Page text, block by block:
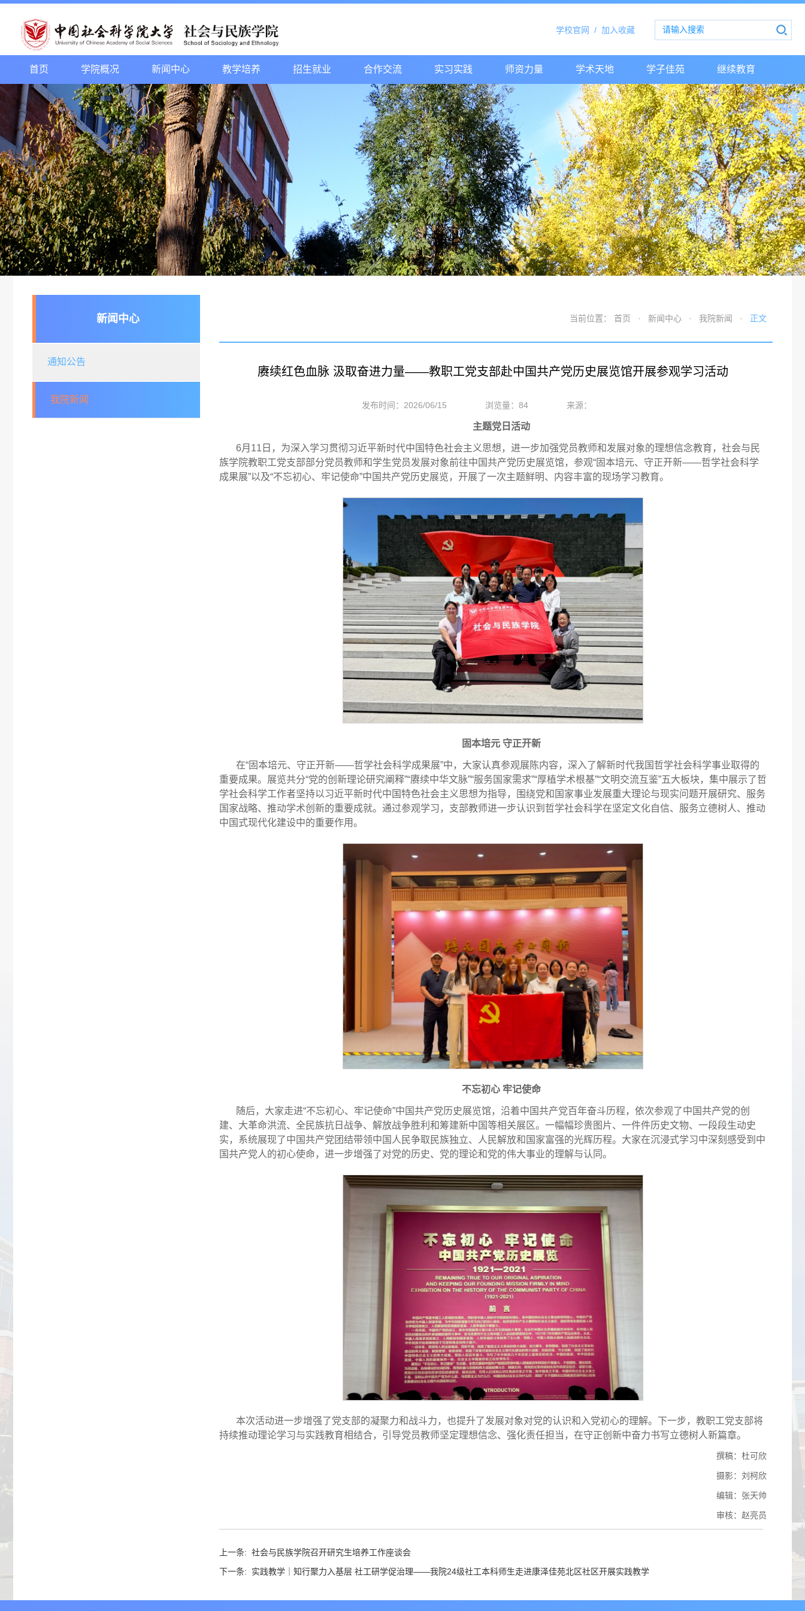
学校官网 / 加入收藏
首页 学院概况 新闻中心 教学培养 招生就业 合作交流 实习实践 师资力量 学术天地 学子佳苑 继续教育
新闻中心
通知公告
我院新闻
当前位置： 首页 · 新闻中心 · 我院新闻 · 正文
赓续红色血脉 汲取奋进力量——教职工党支部赴中国共产党历史展览馆开展参观学习活动
发布时间：2026/06/15 浏览量： 84 来源：
主题党日活动
6月11日，为深入学习贯彻习近平新时代中国特色社会主义思想，进一步加强党员教师和发展对象的理想信念教育，社会与民
族学院教职工党支部部分党员教师和学生党员发展对象前往中国共产党历史展览馆，参观“固本培元、守正开新——哲学社会科学
成果展”以及“不忘初心、牢记使命”中国共产党历史展览，开展了一次主题鲜明、内容丰富的现场学习教育。
固本培元 守正开新
在“固本培元、守正开新——哲学社会科学成果展”中，大家认真参观展陈内容，深入了解新时代我国哲学社会科学事业取得的
重要成果。展览共分“党的创新理论研究阐释”“赓续中华文脉”“服务国家需求”“厚植学术根基”“文明交流互鉴”五大板块，集中展示了哲
学社会科学工作者坚持以习近平新时代中国特色社会主义思想为指导，围绕党和国家事业发展重大理论与现实问题开展研究、服务
国家战略、推动学术创新的重要成就。通过参观学习，支部教师进一步认识到哲学社会科学在坚定文化自信、服务立德树人、推动
中国式现代化建设中的重要作用。
不忘初心 牢记使命
随后，大家走进“不忘初心、牢记使命”中国共产党历史展览馆，沿着中国共产党百年奋斗历程，依次参观了中国共产党的创
建、大革命洪流、全民族抗日战争、解放战争胜利和筹建新中国等相关展区。一幅幅珍贵图片、一件件历史文物、一段段生动史
实，系统展现了中国共产党团结带领中国人民争取民族独立、人民解放和国家富强的光辉历程。大家在沉浸式学习中深刻感受到中
国共产党人的初心使命，进一步增强了对党的历史、党的理论和党的伟大事业的理解与认同。
本次活动进一步增强了党支部的凝聚力和战斗力，也提升了发展对象对党的认识和入党初心的理解。下一步，教职工党支部将
持续推动理论学习与实践教育相结合，引导党员教师坚定理想信念、强化责任担当，在守正创新中奋力书写立德树人新篇章。
撰稿：杜可欣
摄影：刘柯欣
编辑：张天帅
审核：赵亮员
上一条: 社会与民族学院召开研究生培养工作座谈会
下一条:
实践教学｜知行聚力入基层 社工研学促治理——我院24级社工本科师生走进康泽佳苑北区社区开展实践教学